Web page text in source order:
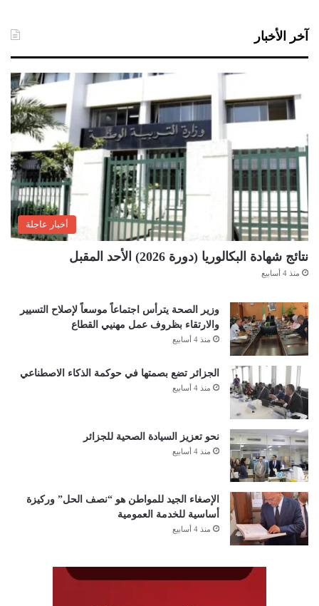
آخر الأخبار
أخبار عاجلة
نتائج شهادة البكالوريا (دورة 2026) الأحد المقبل
منذ 4 أسابيع
وزير الصحة يترأس اجتماعاً موسعاً لإصلاح التسيير
والارتقاء بظروف عمل مهنيي القطاع
منذ 4 أسابيع
الجزائر تضع بصمتها في حوكمة الذكاء الاصطناعي
منذ 4 أسابيع
نحو تعزيز السيادة الصحية للجزائر
منذ 4 أسابيع
الإصغاء الجيد للمواطن هو “نصف الحل” وركيزة
أساسية للخدمة العمومية
منذ 4 أسابيع